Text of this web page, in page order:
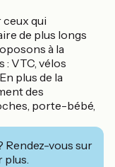
ceux qui
de plus longs
à la
: VTC, vélos
plus de la
des
porte-bébé,
Rendez-vous sur
plus.